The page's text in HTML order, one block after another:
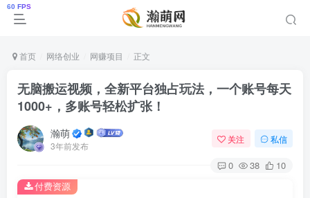
首页 网络创业 网赚项目 正文
无脑搬运视频，全新平台独占玩法，一个账号每天
1000+，多账号轻松扩张！
瀚萌
3年前发布
关注 私信
0 38 10
付费资源